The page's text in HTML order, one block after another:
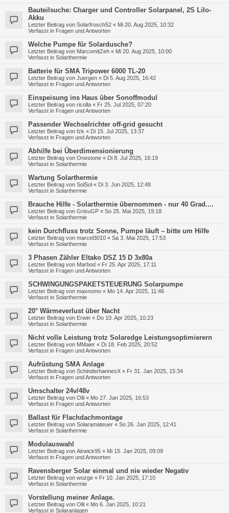
Bauteilsuche: Charger und Controller Solarpanel, 2S LiIo-
Akku
Letzter Beitrag von Solarfrosch52 « Mi 20. Aug 2025, 10:32
Verfasst in Fragen und Antworten
Welche Pumpe für Solardusche?
Letzter Beitrag von MarcomitZeh « Mi 20. Aug 2025, 10:00
Verfasst in Solarthermie
Batterie für SMA Tripower 6000 TL-20
Letzter Beitrag von Juergen « Di 5. Aug 2025, 16:42
Verfasst in Fragen und Antworten
Einspeisung ins Haus über Sonoffmodul
Letzter Beitrag von ricolla « Fr 25. Jul 2025, 07:20
Verfasst in Fragen und Antworten
Passender Wechselrichter off-grid gesucht
Letzter Beitrag von fzk « Di 15. Jul 2025, 13:37
Verfasst in Fragen und Antworten
Abhilfe bei Überdimensionierung
Letzter Beitrag von Onestone « Di 8. Jul 2025, 16:19
Verfasst in Solarthermie
Wartung Solarthermie
Letzter Beitrag von SolSol « Di 3. Jun 2025, 12:48
Verfasst in Solarthermie
Brauche Hilfe - Solarthermie übernommen - nur 40 Grad....
Letzter Beitrag von GrisuGP « So 25. Mai 2025, 19:18
Verfasst in Solarthermie
kein Durchfluss trotz Sonne, Pumpe läuft – bitte um Hilfe
Letzter Beitrag von marcel3010 « Sa 3. Mai 2025, 17:53
Verfasst in Solarthermie
3 Phasen Zähler Eltako DSZ 15 D 3x80a
Letzter Beitrag von Marbod « Fr 25. Apr 2025, 17:11
Verfasst in Fragen und Antworten
SCHWINGUNGSPAKETSTEUERUNG Solarpumpe
Letzter Beitrag von maxnomo « Mo 14. Apr 2025, 11:46
Verfasst in Solarthermie
20° Wärmeverlust über Nacht
Letzter Beitrag von Erwin « Do 10. Apr 2025, 10:23
Verfasst in Solarthermie
Nicht volle Leistung trotz Solaredge Leistungsoptimierern
Letzter Beitrag von MMaier « Di 18. Feb 2025, 20:52
Verfasst in Fragen und Antworten
Aufrüstung SMA Anlage
Letzter Beitrag von SchinderhannesX « Fr 31. Jan 2025, 15:34
Verfasst in Fragen und Antworten
Umschalter 24v/48v
Letzter Beitrag von Olli « Mo 27. Jan 2025, 16:53
Verfasst in Fragen und Antworten
Ballast für Flachdachmontage
Letzter Beitrag von Solaramateuer « So 26. Jan 2025, 12:41
Verfasst in Solarthermie
Modulauswahl
Letzter Beitrag von Airwick95 « Mi 15. Jan 2025, 09:09
Verfasst in Fragen und Antworten
Ravensberger Solar einmal und nie wieder Negativ
Letzter Beitrag von wozge « Fr 10. Jan 2025, 17:10
Verfasst in Solarthermie
Vorstellung meiner Anlage.
Letzter Beitrag von Olli « Mo 6. Jan 2025, 10:21
Verfasst in Solaranlagen